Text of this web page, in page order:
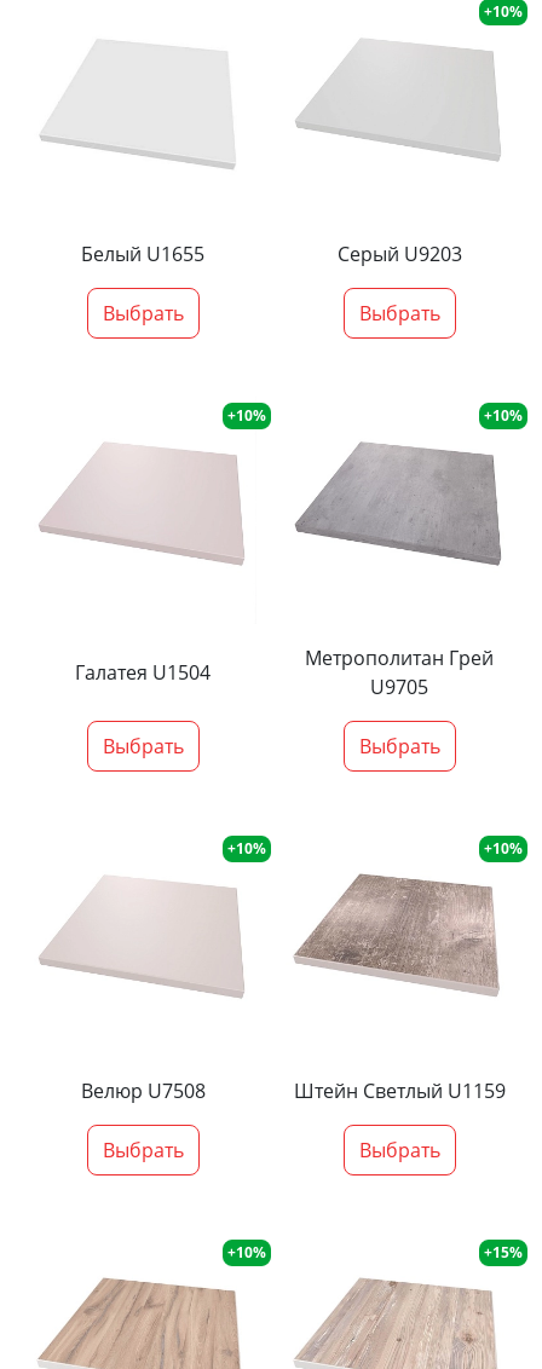
Белый U1655
Выбрать
+10%
Серый U9203
Выбрать
+10%
Галатея U1504
Выбрать
+10%
Метрополитан Грей
U9705
Выбрать
+10%
Велюр U7508
Выбрать
+10%
Штейн Светлый U1159
Выбрать
+10% +15%